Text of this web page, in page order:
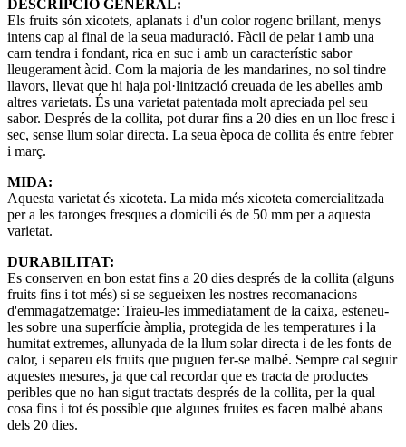
DESCRIPCIÓ GENERAL:
Els fruits són xicotets, aplanats i d'un color rogenc brillant, menys
intens cap al final de la seua maduració. Fàcil de pelar i amb una
carn tendra i fondant, rica en suc i amb un característic sabor
lleugerament àcid. Com la majoria de les mandarines, no sol tindre
llavors, llevat que hi haja pol·linització creuada de les abelles amb
altres varietats. És una varietat patentada molt apreciada pel seu
sabor. Després de la collita, pot durar fins a 20 dies en un lloc fresc i
sec, sense llum solar directa. La seua època de collita és entre febrer
i març.
MIDA:
Aquesta varietat és xicoteta. La mida més xicoteta comercialitzada
per a les taronges fresques a domicili és de 50 mm per a aquesta
varietat.
DURABILITAT:
Es conserven en bon estat fins a 20 dies després de la collita (alguns
fruits fins i tot més) si se segueixen les nostres recomanacions
d'emmagatzematge: Traieu-les immediatament de la caixa, esteneu-
les sobre una superfície àmplia, protegida de les temperatures i la
humitat extremes, allunyada de la llum solar directa i de les fonts de
calor, i separeu els fruits que puguen fer-se malbé. Sempre cal seguir
aquestes mesures, ja que cal recordar que es tracta de productes
peribles que no han sigut tractats després de la collita, per la qual
cosa fins i tot és possible que algunes fruites es facen malbé abans
dels 20 dies.